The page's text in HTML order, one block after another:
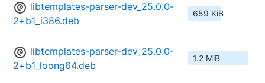
libtemplates-parser-dev_25.0.0-
2+b1_i386.deb
659 KiB
libtemplates-parser-dev_25.0.0-
2+b1_loong64.deb
1.2 MiB